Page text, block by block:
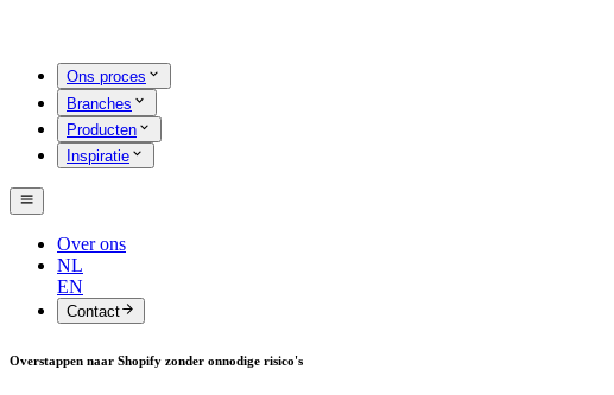
Ons proces
Branches
Producten
Inspiratie
Over ons
NL
EN
Contact
Overstappen naar Shopify zonder onnodige risico's